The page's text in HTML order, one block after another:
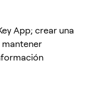
App; crear una
mantener